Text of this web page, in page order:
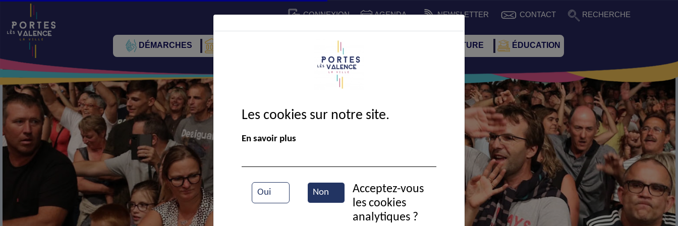
CONNEXION AGENDA NEWSLETTER CONTACT RECHERCHE
DÉMARCHES CADRE DE VIE SPORT ET CULTURE ÉDUCATION
Durant un concert de Portes en fête
Les cookies sur notre site.
En savoir plus
Oui Non
Acceptez-vous
les cookies
analytiques ?